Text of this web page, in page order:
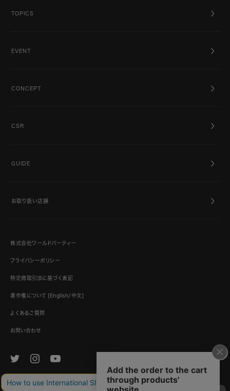
TOPICS
EVENT
CONCEPT
CSR
GUIDE
お取り扱い店舗
株式会社ワールドパーティー
プライバシーポリシー
特定商取引法に基づく表記
著作権について [English/中文]
よくあるご質問
お問い合わせ